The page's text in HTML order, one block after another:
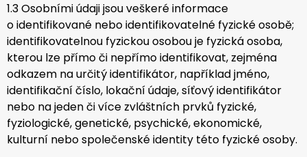
1.3 Osobními údaji jsou veškeré informace
o identifikované nebo identifikovatelné fyzické osobě;
identifikovatelnou fyzickou osobou je fyzická osoba,
kterou lze přímo či nepřímo identifikovat, zejména
odkazem na určitý identifikátor, například jméno,
identifikační číslo, lokační údaje, síťový identifikátor
nebo na jeden či více zvláštních prvků fyzické,
fyziologické, genetické, psychické, ekonomické,
kulturní nebo společenské identity této fyzické osoby.